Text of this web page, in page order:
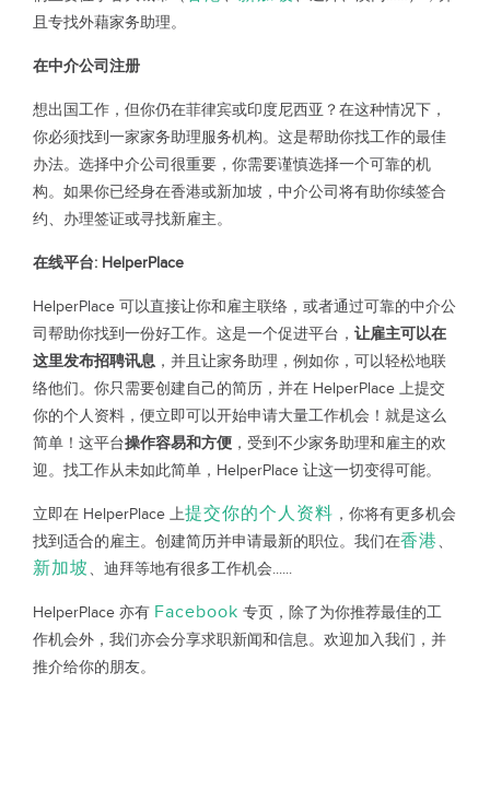
且专找外藉家务助理。
在中介公司注册
想出国工作，但你仍在菲律宾或印度尼西亚？在这种情况下，
你必须找到一家家务助理服务机构。这是帮助你找工作的最佳
办法。选择中介公司很重要，你需要谨慎选择一个可靠的机
构。如果你已经身在香港或新加坡，中介公司将有助你续签合
约、办理签证或寻找新雇主。
在线平台: HelperPlace
HelperPlace 可以直接让你和雇主联络，或者通过可靠的中介公
司帮助你找到一份好工作。这是一个促进平台， 让雇主可以在
这里发布招聘讯息 ，并且让家务助理，例如你，可以轻松地联
络他们。你只需要创建自己的简历，并在 HelperPlace 上提交
你的个人资料，便立即可以开始申请大量工作机会！就是这么
简单！这平台操作容易和方便 ，受到不少家务助理和雇主的欢
迎。找工作从未如此简单，HelperPlace 让这一切变得可能。
立即在 HelperPlace 上提交你的个人资料 ，你将有更多机会
找到适合的雇主。创建简历并申请最新的职位。我们在香港、
新加坡、迪拜等地有很多工作机会......
HelperPlace 亦有 Facebook 专页，除了为你推荐最佳的工
作机会外，我们亦会分享求职新闻和信息。欢迎加入我们，并
推介给你的朋友。